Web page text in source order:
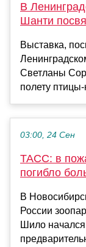
В
Шанти
Выставка,
Светланы
полету птицы-
03:00, 24 Сен
ТАСС: в
погибло
В
России
Шило